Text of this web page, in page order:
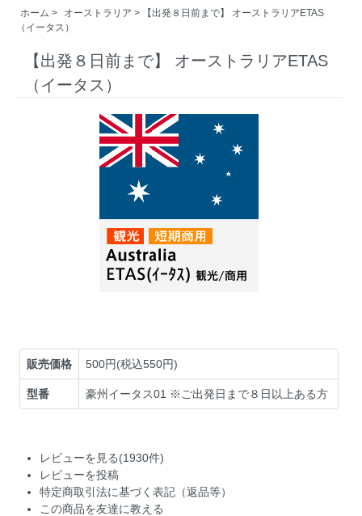
ホーム > オーストラリア > 【出発８日前まで】 オーストラリアETAS
（イータス）
【出発８日前まで】 オーストラリアETAS
（イータス）
販売価格 500円(税込550円)
型番 豪州イータス01 ※ご出発日まで８日以上ある方
レビューを見る(1930件)
レビューを投稿
特定商取引法に基づく表記（返品等）
この商品を友達に教える